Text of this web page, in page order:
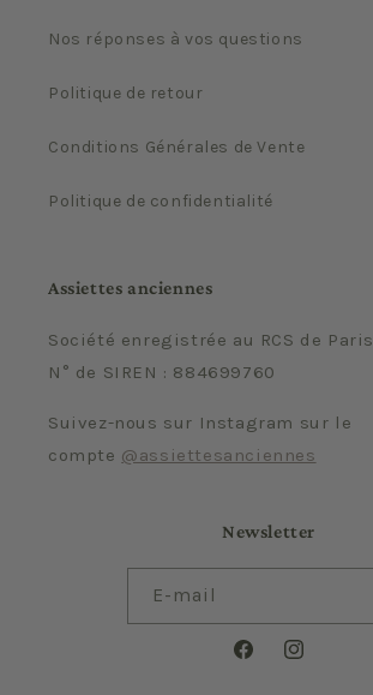
Nos réponses à vos questions
Politique de retour
Conditions Générales de Vente
Politique de confidentialité
Assiettes anciennes
Société enregistrée au RCS de Paris
N° de SIREN : 884699760
Suivez-nous sur Instagram sur le
compte @assiettesanciennes
Newsletter
E-mail
FacebookInstagram